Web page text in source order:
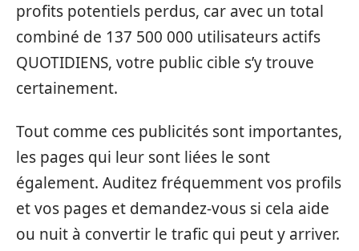
profits potentiels perdus, car avec un total
combiné de 137 500 000 utilisateurs actifs
QUOTIDIENS, votre public cible s’y trouve
certainement.
Tout comme ces publicités sont importantes,
les pages qui leur sont liées le sont
également. Auditez fréquemment vos profils
et vos pages et demandez-vous si cela aide
ou nuit à convertir le trafic qui peut y arriver.